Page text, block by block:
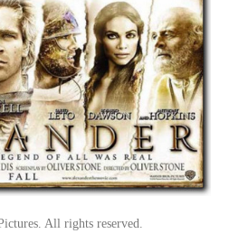
All rights reserved.